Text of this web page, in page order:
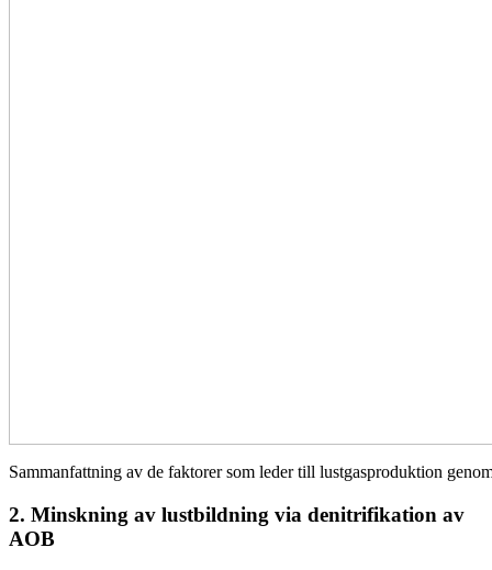
Sammanfattning av de faktorer som leder till lustgasproduktion
2. Minskning av lustbildning via denitrifikation av
AOB